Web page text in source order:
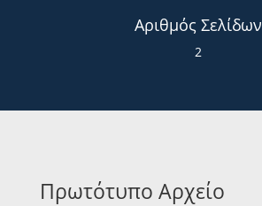
Αριθμός Σελίδων
2
Πρωτότυπο Αρχείο